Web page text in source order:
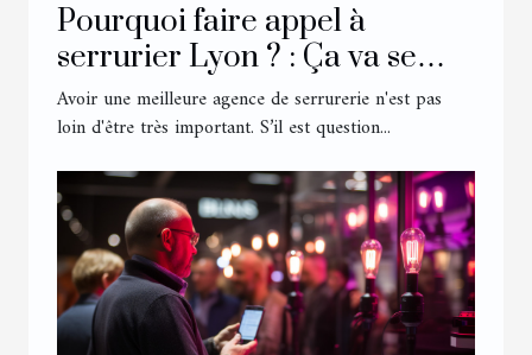
Pourquoi faire appel à
serrurier Lyon ? : Ça va se
savoir
Avoir une meilleure agence de serrurerie n'est pas
loin d'être très important. S’il est question...